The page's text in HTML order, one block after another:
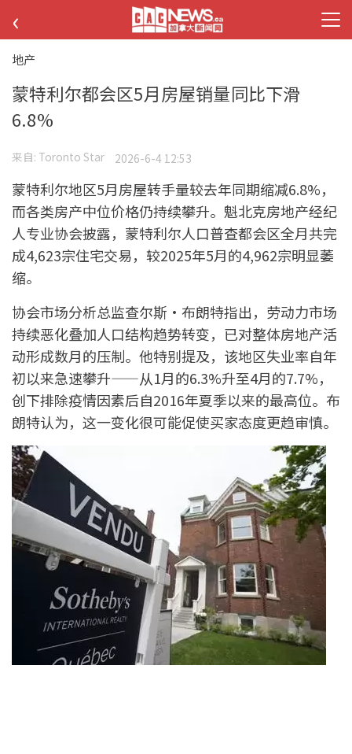
‹
地产
蒙特利尔都会区5月房屋销量同比下滑
6.8%
来自: Toronto Star 2026-6-4 12:53
蒙特利尔地区5月房屋转手量较去年同期缩减6.8%，
而各类房产中位价格仍持续攀升。魁北克房地产经纪
人专业协会披露，蒙特利尔人口普查都会区全月共完
成4,623宗住宅交易，较2025年5月的4,962宗明显萎
缩。
协会市场分析总监查尔斯·布朗特指出，劳动力市场
持续恶化叠加人口结构趋势转变，已对整体房地产活
动形成数月的压制。他特别提及，该地区失业率自年
初以来急速攀升——从1月的6.3%升至4月的7.7%，
创下排除疫情因素后自2016年夏季以来的最高位。布
朗特认为，这一变化很可能促使买家态度更趋审慎。